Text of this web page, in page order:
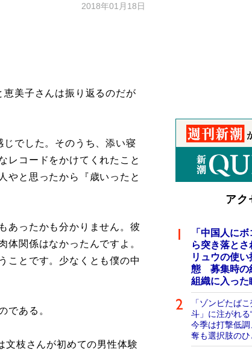
2018年01月18日
美子さんは振り返るのだが
じでした。そのうち、添い寝
レコードをかけてくれたこと
やと思ったから『歳いったと
ったかも分かりません。彼
体関係はなかったんですよ。
ことです。少なくとも僕の中
である。
文枝さんが初めての男性体験
アク
「中国人に
ら突き落と
リュウの使
態 募集時の
組織に入った
「ゾンビたば
斗」に注がれ
今季は打撃低
奪も選択肢のひ